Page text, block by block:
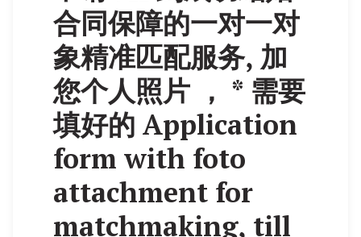
合同保障的一对一对
象精准匹配服务, 加
您个人照片 ­， * 需要
填好的 Application
form with foto
attachment for
matchmaking, till